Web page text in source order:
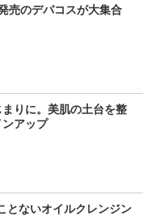
売のデパコスが大集合
りに。美肌の土台を整
アップ
ないオイルクレンジン